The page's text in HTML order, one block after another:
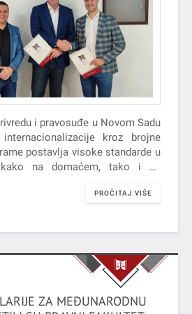
i pravosuđe u Novom Sadu
kroz brojne
postavlja visoke standarde u
na domaćem, tako i na
and Travel Program kao
PROČITAJ VIŠE
ZA MEĐUNARODNU